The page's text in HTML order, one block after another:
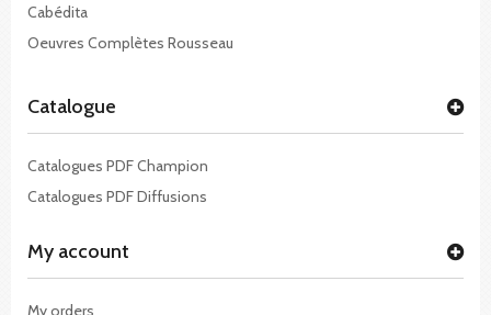
Cabédita
Oeuvres Complètes Rousseau
Catalogue
Catalogues PDF Champion
Catalogues PDF Diffusions
My account
My orders